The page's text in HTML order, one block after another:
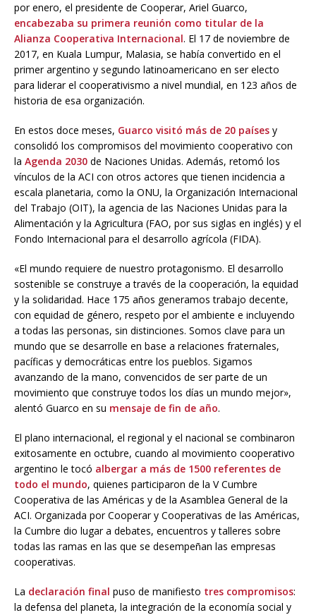
por enero, el presidente de Cooperar, Ariel Guarco,
encabezaba su primera reunión como titular de la
Alianza Cooperativa Internacional. El 17 de noviembre de
2017, en Kuala Lumpur, Malasia, se había convertido en el
primer argentino y segundo latinoamericano en ser electo
para liderar el cooperativismo a nivel mundial, en 123 años de
historia de esa organización.
En estos doce meses, Guarco visitó más de 20 países y
consolidó los compromisos del movimiento cooperativo con
la Agenda 2030 de Naciones Unidas. Además, retomó los
vínculos de la ACI con otros actores que tienen incidencia a
escala planetaria, como la ONU, la Organización Internacional
del Trabajo (OIT), la agencia de las Naciones Unidas para la
Alimentación y la Agricultura (FAO, por sus siglas en inglés) y el
Fondo Internacional para el desarrollo agrícola (FIDA).
«El mundo requiere de nuestro protagonismo. El desarrollo
sostenible se construye a través de la cooperación, la equidad
y la solidaridad. Hace 175 años generamos trabajo decente,
con equidad de género, respeto por el ambiente e incluyendo
a todas las personas, sin distinciones. Somos clave para un
mundo que se desarrolle en base a relaciones fraternales,
pacíficas y democráticas entre los pueblos. Sigamos
avanzando de la mano, convencidos de ser parte de un
movimiento que construye todos los días un mundo mejor»,
alentó Guarco en su mensaje de fin de año.
El plano internacional, el regional y el nacional se combinaron
exitosamente en octubre, cuando al movimiento cooperativo
argentino le tocó albergar a más de 1500 referentes de
todo el mundo, quienes participaron de la V Cumbre
Cooperativa de las Américas y de la Asamblea General de la
ACI. Organizada por Cooperar y Cooperativas de las Américas,
la Cumbre dio lugar a debates, encuentros y talleres sobre
todas las ramas en las que se desempeñan las empresas
cooperativas.
La declaración final puso de manifiesto tres compromisos:
la defensa del planeta, la integración de la economía social y